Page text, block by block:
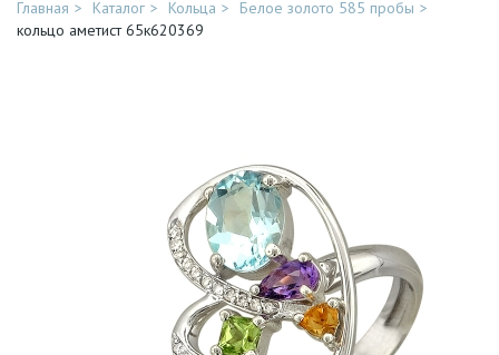
Главная Каталог Кольца
Белое золото 585 пробы
кольцо аметист 65к620369